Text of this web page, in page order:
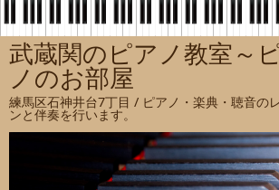
武蔵関のピアノ教室～
ノのお部屋
練馬区石神井台7丁目 / ピアノ・楽典・聴音の
ンと伴奏を行います。